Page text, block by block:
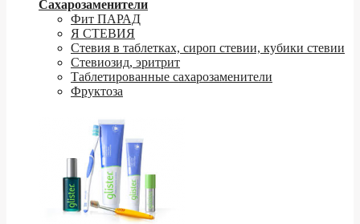
Сахарозаменители
Фит ПАРАД
Я СТЕВИЯ
Стевия в таблетках, сироп стевии, кубики стевии
Стевиозид, эритрит
Таблетированные сахарозаменители
Фруктоза